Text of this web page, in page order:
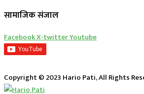
सामाजिक संजाल
FacebookX-twitterYoutube
Copyright © 2023 Hario Pati, All Rights